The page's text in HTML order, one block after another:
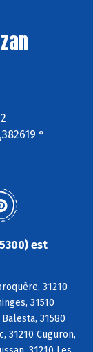
°
est
31210
31510
31580
31210 Cuguron,